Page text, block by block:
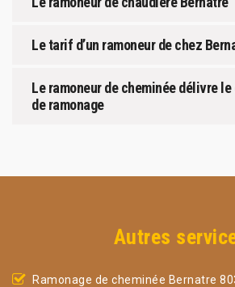
Le tarif d’un ramoneur de chez
Le ramoneur de cheminée délivre
de ramonage
Autres
Ramonage de cheminée Bernatre